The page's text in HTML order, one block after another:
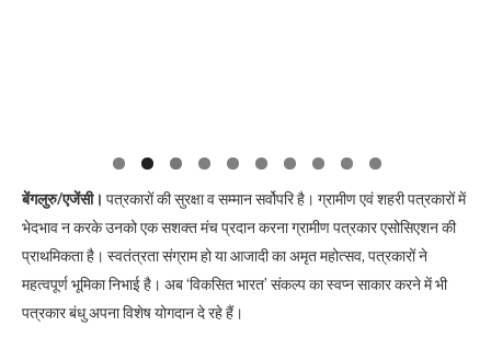
बेंगलुरु/एजेंसी। पत्रकारों की सुरक्षा व सम्मान सर्वोपरि है। ग्रामीण एवं शहरी पत्रकारों में
भेदभाव न करके उनको एक सशक्त मंच प्रदान करना ग्रामीण पत्रकार एसोसिएशन की
प्राथमिकता है। स्वतंत्रता संग्राम हो या आजादी का अमृत महोत्सव, पत्रकारों ने
महत्वपूर्ण भूमिका निभाई है। अब ‘विकसित भारत’ संकल्प का स्वप्न साकार करने में भी
पत्रकार बंधु अपना विशेष योगदान दे रहे हैं।